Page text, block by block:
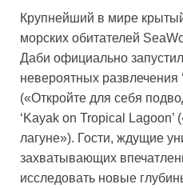
Крупнейший в мире
морских обитателей
Даби официально
невероятных
(«Откройте для себя
‘Kayak on Tropical Lagoon’
лагуне»). Гости, ждущие
захватывающих
исследовать новые